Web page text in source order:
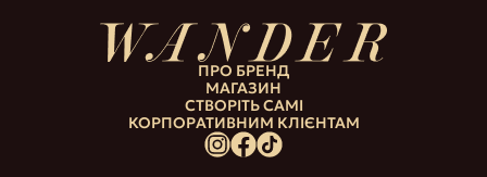
ПРО БРЕНД
МАГАЗИН
СТВОРІТЬ САМІ
КОРПОРАТИВНИМ КЛІЄНТАМ